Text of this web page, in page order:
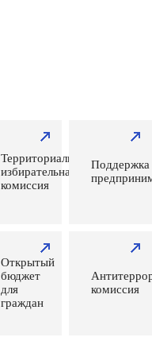
Территориальная
избирательная
комиссия
Поддержка
Открытый
бюджет
для
граждан
комиссия